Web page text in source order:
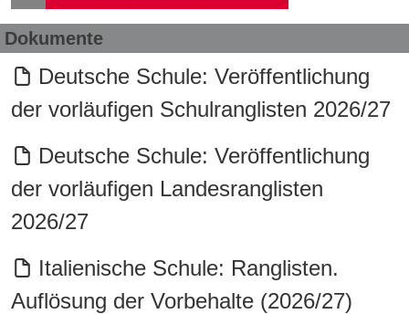
Dokumente
Deutsche Schule: Veröffentlichung
der vorläufigen Schulranglisten 2026/27
Deutsche Schule: Veröffentlichung
der vorläufigen Landesranglisten
2026/27
Italienische Schule: Ranglisten.
Auflösung der Vorbehalte (2026/27)